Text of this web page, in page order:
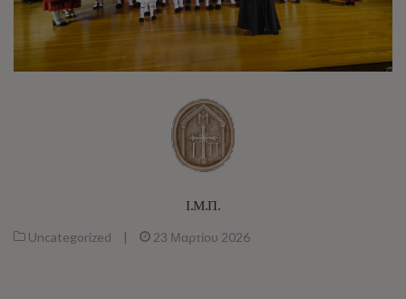
Ι.Μ.Π.
Uncategorized | 23 Μαρτίου 2026